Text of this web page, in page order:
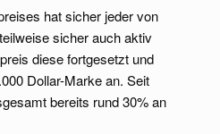
hat sicher jeder von
sicher auch aktiv
diese fortgesetzt und
Dollar-Marke an. Seit
bereits rund 30% an